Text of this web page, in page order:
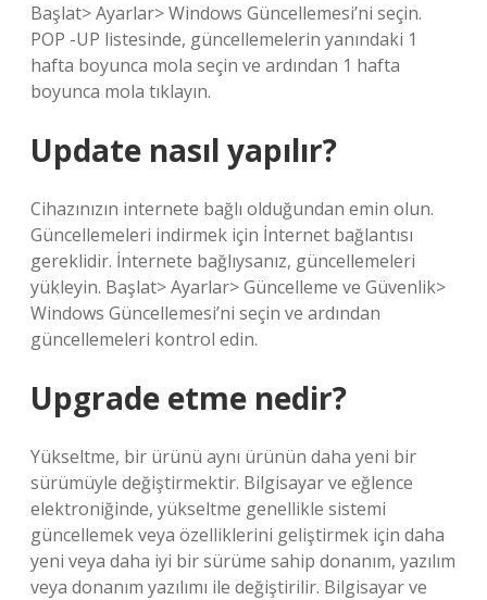
Başlat> Ayarlar> Windows Güncellemesi’ni seçin.
POP -UP listesinde, güncellemelerin yanındaki 1
hafta boyunca mola seçin ve ardından 1 hafta
boyunca mola tıklayın.
Update nasıl yapılır?
Cihazınızın internete bağlı olduğundan emin olun.
Güncellemeleri indirmek için İnternet bağlantısı
gereklidir. İnternete bağlıysanız, güncellemeleri
yükleyin. Başlat> Ayarlar> Güncelleme ve Güvenlik>
Windows Güncellemesi’ni seçin ve ardından
güncellemeleri kontrol edin.
Upgrade etme nedir?
Yükseltme, bir ürünü aynı ürünün daha yeni bir
sürümüyle değiştirmektir. Bilgisayar ve eğlence
elektroniğinde, yükseltme genellikle sistemi
güncellemek veya özelliklerini geliştirmek için daha
yeni veya daha iyi bir sürüme sahip donanım, yazılım
veya donanım yazılımı ile değiştirilir. Bilgisayar ve